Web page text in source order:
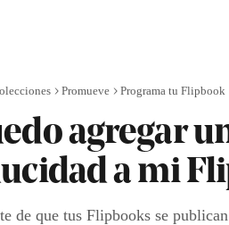
Promueve Programa tu Flipbook
agregar
a mi
de que tus Flipbooks se